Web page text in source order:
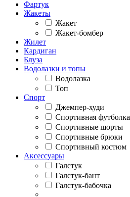
Фартук
Жакеты
Жакет
Жакет-бомбер
Жилет
Кардиган
Блуза
Водолазки и топы
Водолазка
Топ
Спорт
Джемпер-худи
Спортивная футболка
Спортивные шорты
Спортивные брюки
Спортивный костюм
Аксессуары
Галстук
Галстук-бант
Галстук-бабочка